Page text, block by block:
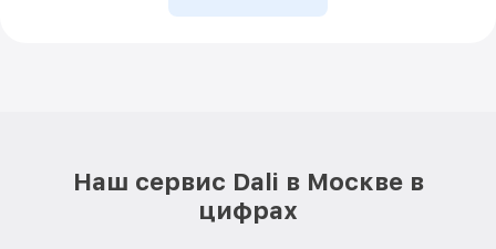
Наш сервис Dali в Москве в
цифрах